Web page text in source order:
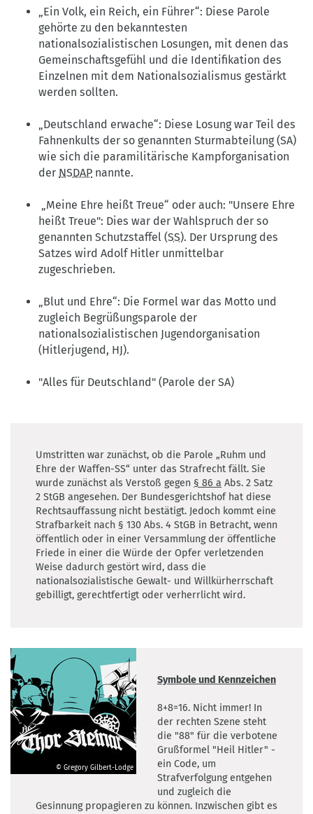
„Ein Volk, ein Reich, ein Führer“: Diese Parole
gehörte zu den bekanntesten
nationalsozialistischen Losungen, mit denen das
Gemeinschaftsgefühl und die Identifikation des
Einzelnen mit dem Nationalsozialismus gestärkt
werden sollten.
„Deutschland erwache“: Diese Losung war Teil des
Fahnenkults der so genannten Sturmabteilung (SA)
wie sich die paramilitärische Kampforganisation
der NSDAP nannte.
„Meine Ehre heißt Treue“ oder auch: "Unsere Ehre
heißt Treue": Dies war der Wahlspruch der so
genannten Schutzstaffel (SS). Der Ursprung des
Satzes wird Adolf Hitler unmittelbar
zugeschrieben.
„Blut und Ehre“: Die Formel war das Motto und
zugleich Begrüßungsparole der
nationalsozialistischen Jugendorganisation
(Hitlerjugend, HJ).
"Alles für Deutschland" (Parole der SA)
Umstritten war zunächst, ob die Parole „Ruhm und
Ehre der Waffen-SS“ unter das Strafrecht fällt. Sie
wurde zunächst als Verstoß gegen § 86 a Abs. 2 Satz
2 StGB angesehen. Der Bundesgerichtshof hat diese
Rechtsauffassung nicht bestätigt. Jedoch kommt eine
Strafbarkeit nach § 130 Abs. 4 StGB in Betracht, wenn
öffentlich oder in einer Versammlung der öffentliche
Friede in einer die Würde der Opfer verletzenden
Weise dadurch gestört wird, dass die
nationalsozialistische Gewalt- und Willkürherrschaft
gebilligt, gerechtfertigt oder verherrlicht wird.
© Gregory Gilbert-Lodge
Symbole und Kennzeichen
8+8=16. Nicht immer! In
der rechten Szene steht
die "88" für die verbotene
Grußformel "Heil Hitler" -
ein Code, um
Strafverfolgung entgehen
und zugleich die
Gesinnung propagieren zu können. Inzwischen gibt es